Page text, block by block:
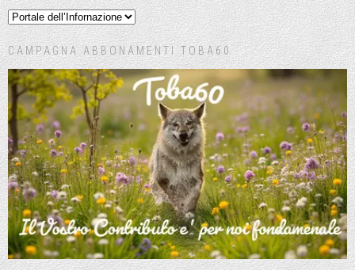
CAMPAGNA ABBONAMENTI TOBA60